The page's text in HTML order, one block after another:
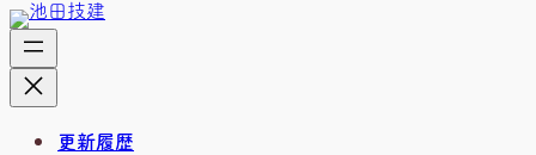
内
容
を
ス
更新履歴